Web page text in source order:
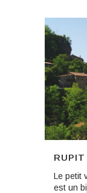
Le petit
est un